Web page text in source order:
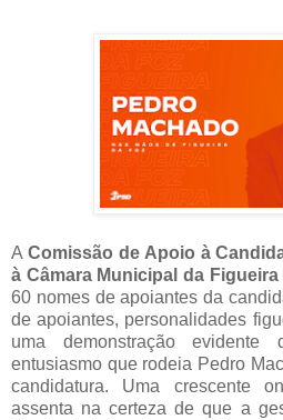
A Comissão de Apoio à
à Câmara Municipal da Figueira
60 nomes de apoiantes da
de apoiantes, personalidades
uma demonstração
entusiasmo que rodeia Pedro
candidatura. Uma crescente
assenta na certeza de que a